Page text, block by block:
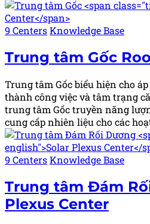
Posted
9 CentersKnowledge Base
Trung tâm Gốc
Trung tâm Gốc biểu hiện cho
thành công việc và tâm trạng
trung tâm Gốc truyền năng
cung cấp nhiên liệu cho các
Posted
9 CentersKnowledge Base
Trung tâm Đám
Plexus Center